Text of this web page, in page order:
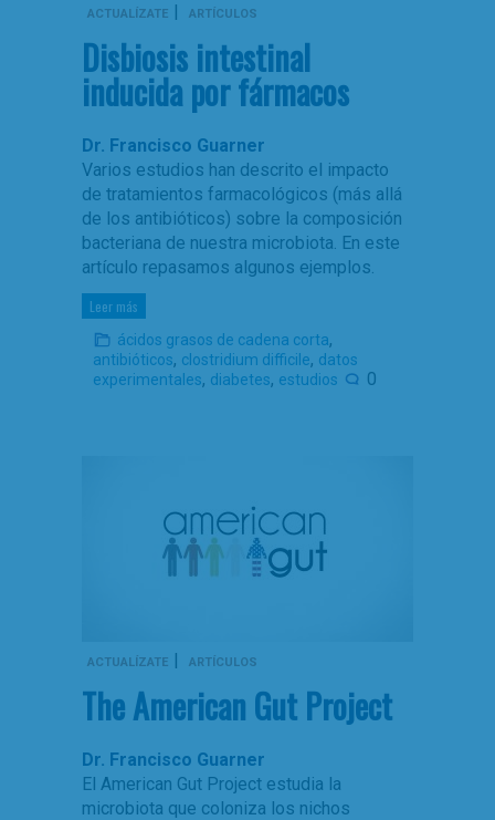
ACTUALÍZATE | ARTÍCULOS
Disbiosis intestinal
inducida por fármacos
Dr. Francisco Guarner
Varios estudios han descrito el impacto
de tratamientos farmacológicos (más allá
de los antibióticos) sobre la composición
bacteriana de nuestra microbiota. En este
artículo repasamos algunos ejemplos.
Leer más
ácidos grasos de cadena corta,
antibióticos, clostridium difficile, datos
experimentales, diabetes, estudios 0
ACTUALÍZATE | ARTÍCULOS
The American Gut Project
Dr. Francisco Guarner
El American Gut Project estudia la
microbiota que coloniza los nichos